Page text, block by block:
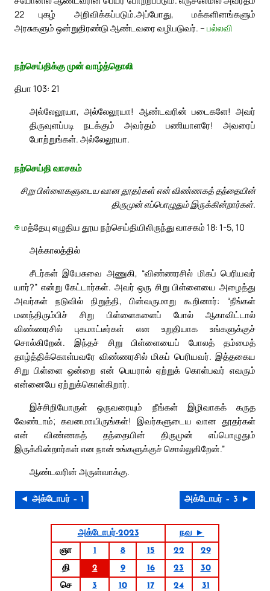
புகழ் அறிவிக்கப்படும்.
22
அப்போது, மக்களினங்களும்
அரசுகளும் ஒன்றுதிரண்டு ஆண்டவரை வழிபடுவர். – பல்லவி
நற்செய்திக்கு முன் வாழ்த்தொலி
திபா 103: 21
அல்லேலூயா, அல்லேலூயா! ஆண்டவரின் படைகளே! அவர்
திருவுளப்படி நடக்கும் அவர்தம் பணியாளரே! அவரைப்
போற்றுங்கள். அல்லேலூயா.
நற்செய்தி வாசகம்
சிறு பிள்ளைகளுடைய வான தூதர்கள் என் விண்ணகத் தந்தையின்
திருமுன் எப்பொழுதும் இருக்கின்றார்கள்.
✠மத்தேயு எழுதிய தூய நற்செய்தியிலிருந்து வாசகம் 18: 1-5, 10
அக்காலத்தில்
சீடர்கள் இயேசுவை அணுகி, “விண்ணரசில் மிகப் பெரியவர்
யார்?” என்று கேட்டார்கள். அவர் ஒரு சிறு பிள்ளையை அழைத்து
அவர்கள் நடுவில் நிறுத்தி, பின்வருமாறு கூறினார்: “நீங்கள்
மனந்திரும்பிச் சிறு பிள்ளைகளைப் போல் ஆகாவிட்டால்
விண்ணரசில் புகமாட்டீர்கள் என உறுதியாக உங்களுக்குச்
சொல்கிறேன். இந்தச் சிறு பிள்ளையைப் போலத் தம்மைத்
தாழ்த்திக்கொள்பவரே விண்ணரசில் மிகப் பெரியவர். இத்தகைய
சிறு பிள்ளை ஒன்றை என் பெயரால் ஏற்றுக் கொள்பவர் எவரும்
என்னையே ஏற்றுக்கொள்கிறார்.
இச்சிறியோருள் ஒருவரையும் நீங்கள் இழிவாகக் கருத
வேண்டாம்; கவனமாயிருங்கள்! இவர்களுடைய வான தூதர்கள்
என் விண்ணகத் தந்தையின் திருமுன் எப்பொழுதும்
இருக்கின்றார்கள் என நான் உங்களுக்குச் சொல்லுகிறேன்.”
ஆண்டவரின் அருள்வாக்கு.
◄ அக்டோபர் – 1 அக்டோபர் – 3 ►
அக்டோபர்-2023
நவ ►
ஞா
1 8 15 22
29
தி
2 9 16 23
30
செ
3 10 17 24
31